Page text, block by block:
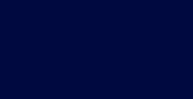
la conformité avec les réglementations.